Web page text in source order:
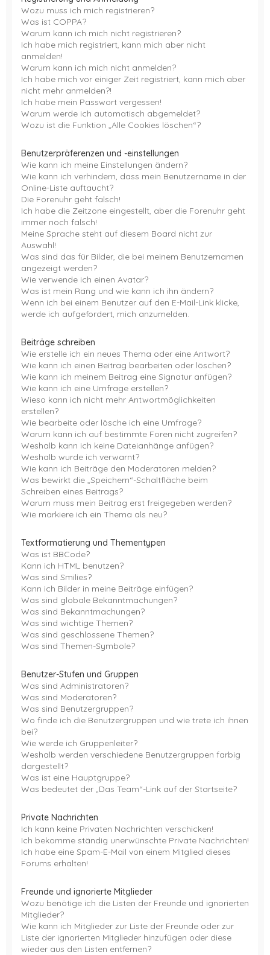
Wozu muss ich mich registrieren?
Was ist COPPA?
Warum kann ich mich nicht registrieren?
Ich habe mich registriert, kann mich aber nicht
anmelden!
Warum kann ich mich nicht anmelden?
Ich habe mich vor einiger Zeit registriert, kann mich aber
nicht mehr anmelden?!
Ich habe mein Passwort vergessen!
Warum werde ich automatisch abgemeldet?
Wozu ist die Funktion „Alle Cookies löschen“?
Benutzerpräferenzen und -einstellungen
Wie kann ich meine Einstellungen ändern?
Wie kann ich verhindern, dass mein Benutzername in der
Online-Liste auftaucht?
Die Forenuhr geht falsch!
Ich habe die Zeitzone eingestellt, aber die Forenuhr geht
immer noch falsch!
Meine Sprache steht auf diesem Board nicht zur
Auswahl!
Was sind das für Bilder, die bei meinem Benutzernamen
angezeigt werden?
Wie verwende ich einen Avatar?
Was ist mein Rang und wie kann ich ihn ändern?
Wenn ich bei einem Benutzer auf den E-Mail-Link klicke,
werde ich aufgefordert, mich anzumelden.
Beiträge schreiben
Wie erstelle ich ein neues Thema oder eine Antwort?
Wie kann ich einen Beitrag bearbeiten oder löschen?
Wie kann ich meinem Beitrag eine Signatur anfügen?
Wie kann ich eine Umfrage erstellen?
Wieso kann ich nicht mehr Antwortmöglichkeiten
erstellen?
Wie bearbeite oder lösche ich eine Umfrage?
Warum kann ich auf bestimmte Foren nicht zugreifen?
Weshalb kann ich keine Dateianhänge anfügen?
Weshalb wurde ich verwarnt?
Wie kann ich Beiträge den Moderatoren melden?
Was bewirkt die „Speichern“-Schaltfläche beim
Schreiben eines Beitrags?
Warum muss mein Beitrag erst freigegeben werden?
Wie markiere ich ein Thema als neu?
Textformatierung und Thementypen
Was ist BBCode?
Kann ich HTML benutzen?
Was sind Smilies?
Kann ich Bilder in meine Beiträge einfügen?
Was sind globale Bekanntmachungen?
Was sind Bekanntmachungen?
Was sind wichtige Themen?
Was sind geschlossene Themen?
Was sind Themen-Symbole?
Benutzer-Stufen und Gruppen
Was sind Administratoren?
Was sind Moderatoren?
Was sind Benutzergruppen?
Wo finde ich die Benutzergruppen und wie trete ich ihnen
bei?
Wie werde ich Gruppenleiter?
Weshalb werden verschiedene Benutzergruppen farbig
dargestellt?
Was ist eine Hauptgruppe?
Was bedeutet der „Das Team“-Link auf der Startseite?
Private Nachrichten
Ich kann keine Privaten Nachrichten verschicken!
Ich bekomme ständig unerwünschte Private Nachrichten!
Ich habe eine Spam-E-Mail von einem Mitglied dieses
Forums erhalten!
Freunde und ignorierte Mitglieder
Wozu benötige ich die Listen der Freunde und ignorierten
Mitglieder?
Wie kann ich Mitglieder zur Liste der Freunde oder zur
Liste der ignorierten Mitglieder hinzufügen oder diese
wieder aus den Listen entfernen?